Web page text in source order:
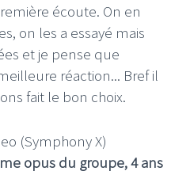
écoute. On en
on les a essayé mais
et je pense que
réaction... Bref il
fait le bon choix.
opus du groupe, 4 ans